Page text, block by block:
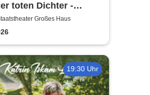
toten Dichter -
Cottbus
Großes Haus
19:30 Uhr